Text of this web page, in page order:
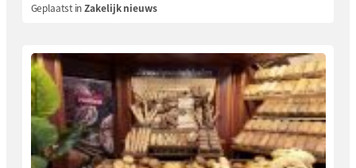
Geplaatst inZakelijk nieuws